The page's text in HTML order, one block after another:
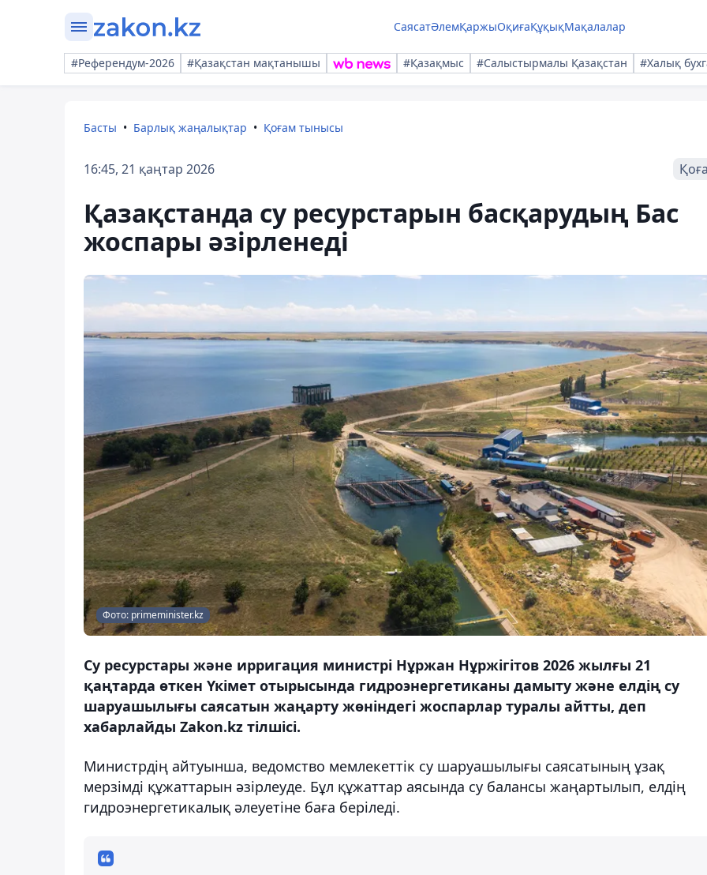
СаясатӘлемҚаржыОқиғаҚұқықМақалалар
#Референдум-2026 #Қазақстан мақтанышы #Қазақмыс #Салыстырмалы Қазақстан #Халық
Басты Барлық жаңалықтар Қоғам тынысы
16:45, 21 қаңтар 2026
Қазақстанда су ресурстарын басқарудың Бас
жоспары әзірленеді
Фото: primeminister.kz
Су ресурстары және ирригация министрі Нұржан Нұржігітов 2026 жылғы 21
қаңтарда өткен Үкімет отырысында гидроэнергетиканы дамыту және елдің су
шаруашылығы саясатын жаңарту жөніндегі жоспарлар туралы айтты, деп
хабарлайды Zakon.kz тілшісі.
Министрдің айтуынша, ведомство мемлекеттік су шаруашылығы саясатының ұзақ
мерзімді құжаттарын әзірлеуде. Бұл құжаттар аясында су балансы жаңартылып, елдің
гидроэнергетикалық әлеуетіне баға беріледі.